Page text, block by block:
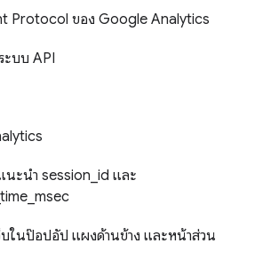
Protocol ของ Google Analytics
ะบบ API
นะนำ session_id และ
บในป๊อปอัป แผงด้านข้าง และหน้าส่วน